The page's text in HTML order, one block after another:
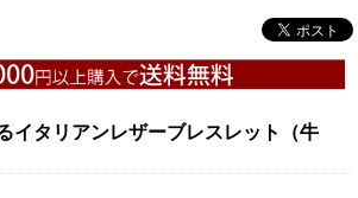
イタリアンレザーブレスレット（牛